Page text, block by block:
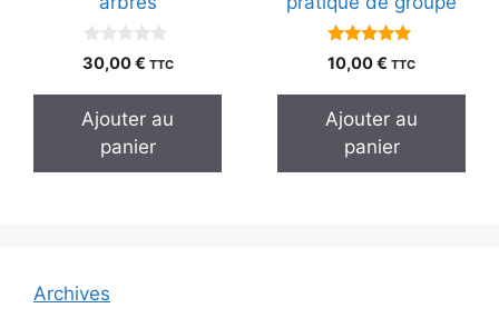
0
s
5
30,00€ TTC
Ajouter au
panier
5.00
sur 5
10,00€ TTC
Ajouter au
panier
Archives